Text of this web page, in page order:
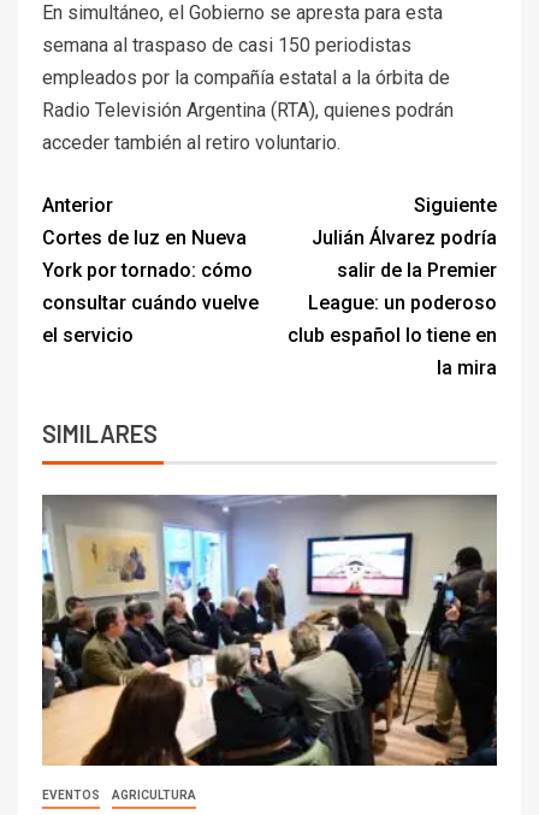
En simultáneo, el Gobierno se apresta para esta
semana al traspaso de casi 150 periodistas
empleados por la compañía estatal a la órbita de
Radio Televisión Argentina (RTA), quienes podrán
acceder también al retiro voluntario.
Anterior
Cortes de luz en Nueva
York por tornado: cómo
consultar cuándo vuelve
el servicio
Siguiente
Julián Álvarez podría
salir de la Premier
League: un poderoso
club español lo tiene en
la mira
SIMILARES
EVENTOS AGRICULTURA